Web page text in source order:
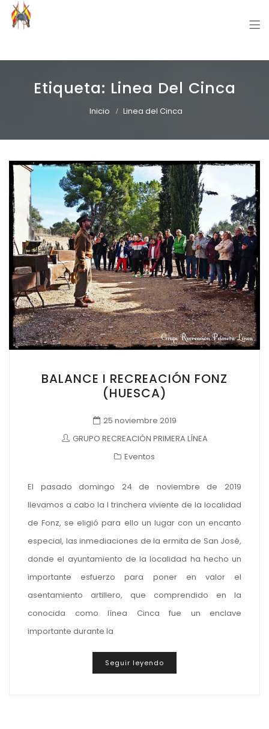
Etiqueta: Linea Del Cinca
Inicio Linea del Cinca
BALANCE I RECREACIÓN FONZ
(HUESCA)
25 noviembre 2019
GRUPO RECREACIÓN PRIMERA LÍNEA
Eventos
El pasado domingo 24 de noviembre de 2019
llevamos a cabo la I trinchera viviente de la localidad
de Fonz, se eligió para ello un lugar con un encanto
especial, las inmediaciones de la ermita de San José,
donde el ayuntamiento de la localidad ha hecho un
importante esfuerzo para poner en valor el
asentamiento artillero, que comprendido en la
conocida como línea Cinca fue un enclave
importante durante la
Seguir leyendo